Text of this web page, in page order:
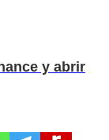
y abrir